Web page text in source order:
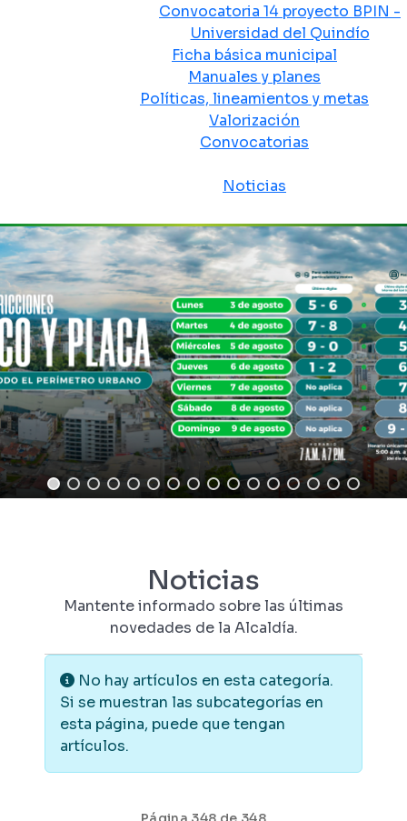
Convocatoria 14 proyecto BPIN -
Universidad del Quindío
Ficha básica municipal
Manuales y planes
Políticas, lineamientos y metas
Valorización
Convocatorias
Noticias
Noticias
Mantente informado sobre las últimas
novedades de la Alcaldía.
Información
No hay artículos en esta categoría.
Si se muestran las subcategorías en
esta página, puede que tengan
artículos.